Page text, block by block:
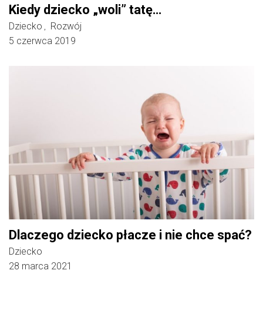
Kiedy dziecko „woli” tatę…
Dziecko ,
Rozwój
5 czerwca 2019
Dlaczego dziecko płacze i nie chce spać?
Dziecko
28 marca 2021